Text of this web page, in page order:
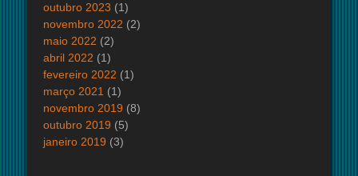
outubro 2023 (1)
novembro 2022 (2)
maio 2022 (2)
abril 2022 (1)
fevereiro 2022 (1)
março 2021 (1)
novembro 2019 (8)
outubro 2019 (5)
janeiro 2019 (3)